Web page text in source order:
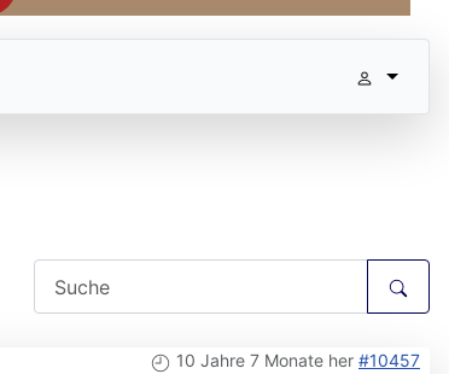
10 Jahre 7 Monate her #10457